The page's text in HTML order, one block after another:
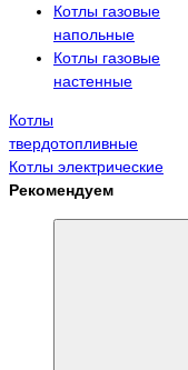
Котлы газовые
напольные
Котлы газовые
настенные
Котлы
твердотопливные
Котлы электрические
Рекомендуем